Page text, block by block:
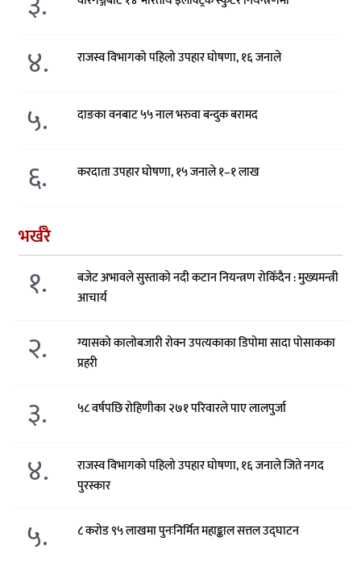
४. राजस्व विभागको पहिलो उपहार घोषणा, १६ जनाले
५. दाङका वनबाट ५५ नाल भरुवा बन्दुक बरामद
६. करदाता उपहार घोषणा, १५ जनाले १–१ लाख
भर्खरै
१.
बजेट अभावले सुस्ताको नदी कटान नियन्त्रण रोकिँदैन : मुख्यमन्त्री
आचार्य
२.
ग्यासको कालोबजारी रोक्न उपत्यकाका डिपोमा सादा पोसाकका
प्रहरी
३. ५८ वर्षपछि रोहिणीका २७१ परिवारले पाए लालपुर्जा
४.
राजस्व विभागको पहिलो उपहार घोषणा, १६ जनाले जिते नगद
पुरस्कार
५. ८ करोड ९५ लाखमा पुनःनिर्मित महाङ्काल सत्तल उद्घाटन